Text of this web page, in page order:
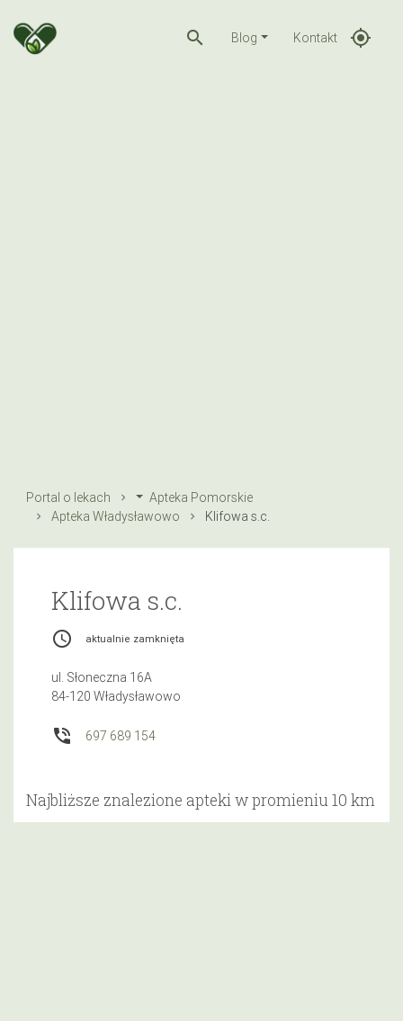
search Blog Kontakt gps_fixed
Portal o lekach
Apteka Pomorskie
Apteka Władysławowo
Klifowa s.c.
Klifowa s.c.
access_time aktualnie zamknięta
ul. Słoneczna 16A
84-120 Władysławowo
phone_in_talk 697 689 154
Najbliższe znalezione apteki w promieniu 10 km